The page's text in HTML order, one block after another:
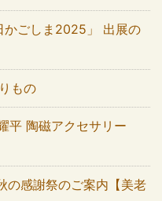
かごしま2025」 出展の
もの
平 陶磁アクセサリー
の感謝祭のご案内【美老